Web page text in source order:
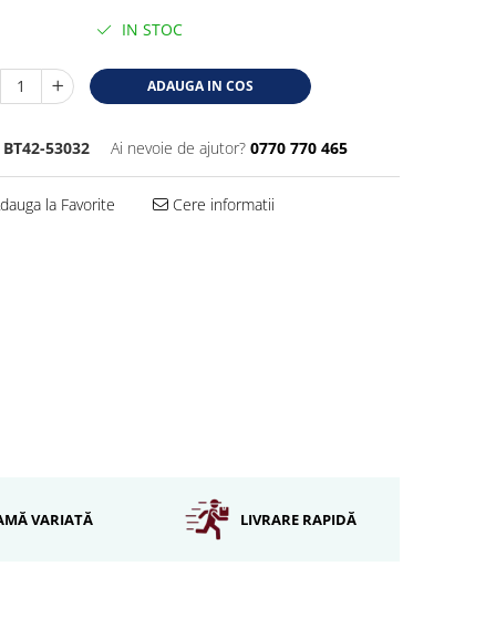
IN STOC
ADAUGA IN COS
BT42-53032 Ai nevoie de ajutor? 0770 770 465
la Favorite Cere informatii
VARIATĂ LIVRARE RAPIDĂ